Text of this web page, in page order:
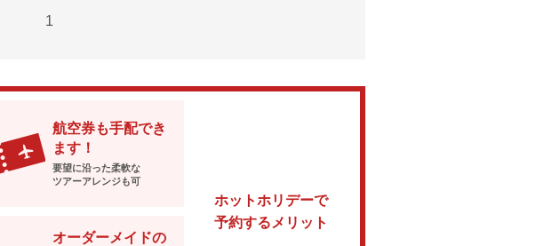
1
ホットホリデーで
予約するメリット
航空券も手配でき
ます！
要望に沿った柔軟な
ツアーアレンジも可
オーダーメイドの